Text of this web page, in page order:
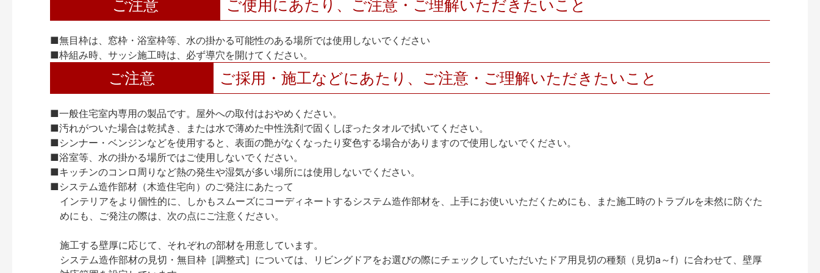
ご注意 ご使用にあたり、ご注意・ご理解いただきたいこと
■無目枠は、窓枠・浴室枠等、水の掛かる可能性のある場所では使用しないでください
■枠組み時、サッシ施工時は、必ず導穴を開けてください。
ご注意 ご採用・施工などにあたり、ご注意・ご理解いただきたいこと
■一般住宅室内専用の製品です。屋外への取付はおやめください。
■汚れがついた場合は乾拭き、または水で薄めた中性洗剤で固くしぼったタオルで拭いてください。
■シンナー・ベンジンなどを使用すると、表面の艶がなくなったり変色する場合がありますので使用しないでください。
■浴室等、水の掛かる場所ではご使用しないでください。
■キッチンのコンロ周りなど熱の発生や湿気が多い場所には使用しないでください。
■システム造作部材（木造住宅向）のご発注にあたって
インテリアをより個性的に、しかもスムーズにコーディネートするシステム造作部材を、上手にお使いいただくためにも、また施工時のトラブルを未然に防ぐた
めにも、ご発注の際は、次の点にご注意ください。
施工する壁厚に応じて、それぞれの部材を用意しています。
システム造作部材の見切・無目枠［調整式］については、リビングドアをお選びの際にチェックしていただいたドア用見切の種類（見切a～f）に合わせて、壁厚